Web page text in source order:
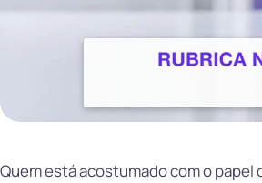
Quem está acostumado com o